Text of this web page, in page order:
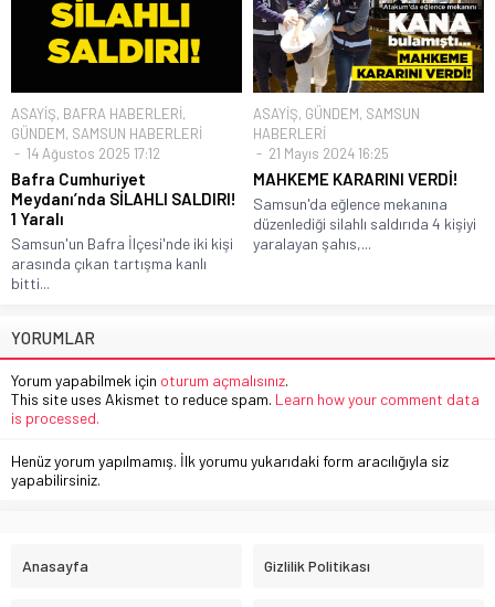
ASAYİŞ, BAFRA HABERLERİ,
GÜNDEM, SAMSUN HABERLERİ
14 Ağustos 2025 17:12
Bafra Cumhuriyet
Meydanı’nda SİLAHLI SALDIRI!
1 Yaralı
Samsun'un Bafra İlçesi'nde iki kişi
arasında çıkan tartışma kanlı
bitti...
ASAYİŞ, GÜNDEM, SAMSUN
HABERLERİ
21 Mayıs 2024 16:25
MAHKEME KARARINI VERDİ!
Samsun'da eğlence mekanına
düzenlediği silahlı saldırıda 4 kişiyi
yaralayan şahıs,...
YORUMLAR
Yorum yapabilmek için oturum açmalısınız.
This site uses Akismet to reduce spam. Learn how your comment data
is processed.
Henüz yorum yapılmamış. İlk yorumu yukarıdaki form aracılığıyla siz
yapabilirsiniz.
Anasayfa Gizlilik Politikası